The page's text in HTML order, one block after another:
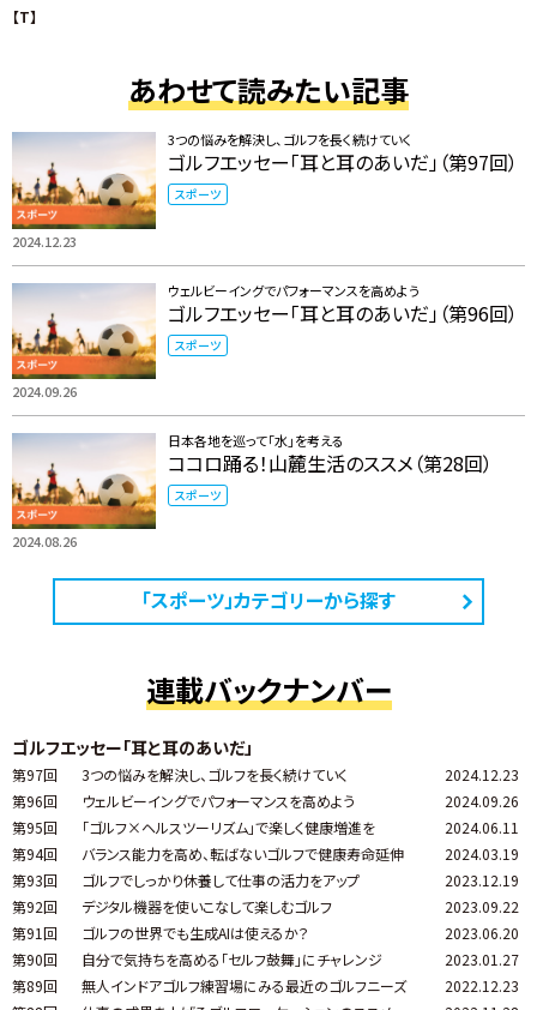
【T】
あわせて読みたい記事
2024.12.23
3つの悩みを解決し、ゴルフを長く続けていく
ゴルフエッセー「耳と耳のあいだ」（第97回）
スポーツ
2024.09.26
ウェルビーイングでパフォーマンスを高めよう
ゴルフエッセー「耳と耳のあいだ」（第96回）
スポーツ
2024.08.26
日本各地を巡って「水」を考える
ココロ踊る！山麓生活のススメ（第28回）
スポーツ
「スポーツ」カテゴリーから探す
連載バックナンバー
ゴルフエッセー「耳と耳のあいだ」
第97回 3つの悩みを解決し、ゴルフを長く続けていく
2024.12.23
第96回
ウェルビーイングでパフォーマンスを高めよう
2024.09.26
第95回
「ゴルフ×ヘルスツーリズム」で楽しく健康増進を
2024.06.11
第94回
バランス能力を高め、転ばないゴルフで健康寿命延伸
2024.03.19
第93回
ゴルフでしっかり休養して仕事の活力をアップ
2023.12.19
第92回
デジタル機器を使いこなして楽しむゴルフ
2023.09.22
第91回
ゴルフの世界でも生成AIは使えるか？
2023.06.20
第90回
自分で気持ちを高める「セルフ鼓舞」にチャレンジ
2023.01.27
第89回
無人インドアゴルフ練習場にみる最近のゴルフニーズ
2022.12.23